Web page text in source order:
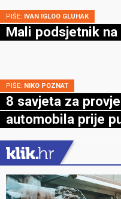
PIŠE: IVAN IGLOO GLUHAK
Mali podsjetnik
PIŠE: NIKO POZNAT
8 savjeta za
automobila prije